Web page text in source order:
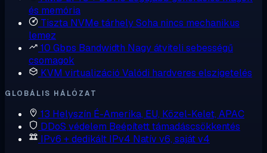
és memória
Tiszta NVMe tárhelySoha nincs mechanikus
lemez
10 Gbps Bandwidth Nagy átviteli sebességű
csomagok
KVM virtualizáció Valódi hardveres elszigetelés
GLOBÁLIS HÁLÓZAT
13 Helyszín É-Amerika, EU, Közel-Kelet, APAC
DDoS védelem Beépített támadáscsökkentés
IPv6 + dedikált IPv4 Natív v6, saját v4